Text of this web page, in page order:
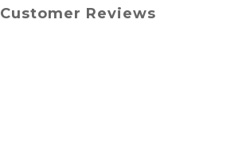
Customer Reviews